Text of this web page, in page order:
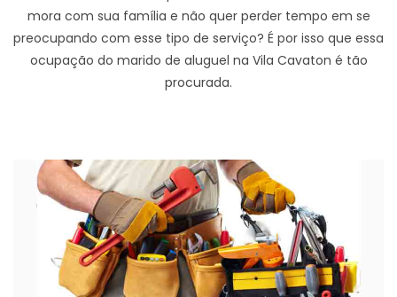
mora com sua família e não quer perder tempo em se
preocupando com esse tipo de serviço? É por isso que essa
ocupação do marido de aluguel na Vila Cavaton é tão
procurada.